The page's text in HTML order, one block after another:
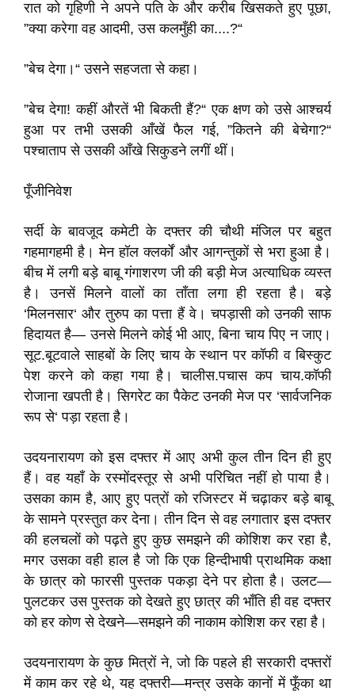
रात को गृहिणी ने अपने पति के और करीब खिसकते हुए पूछा,
”क्या करेगा वह आदमी, उस कलमुँही का....?“
”बेच देगा।“ उसने सहजता से कहा।
”बेच देगा! कहीं औरतें भी बिकती हैं?“ एक क्षण को उसे आश्चर्य
हुआ पर तभी उसकी आँखें फैल गई, ”कितने की बेचेगा?“
पश्चाताप से उसकी आँखे सिकुडने लगीं थीं।
पूँजीनिवेश
सर्दी के बावजूद कमेटी के दफ्तर की चौथी मंजिल पर बहुत
गहमागहमी है। मेन हॉल क्लर्कों और आगन्तुकों से भरा हुआ है।
बीच में लगी बड़े बाबू गंगाशरण जी की बड़ी मेज अत्याधिक व्यस्त
है। उनसें मिलने वालों का ताँता लगा ही रहता है। बड़े
‘मिलनसार‘ और तुरुप का पत्ता हैं वे। चपड़ासी को उनकी साफ
हिदायत है— उनसे मिलने कोई भी आए, बिना चाय पिए न जाए।
सूट.बूटवाले साहबों के लिए चाय के स्थान पर कॉफी व बिस्कुट
पेश करने को कहा गया है। चालीस.पचास कप चाय.कॉफी
रोजाना खपती है। सिगरेट का पैकेट उनकी मेज पर ‘सार्वजनिक
रूप से‘ पड़ा रहता है।
उदयनारायण को इस दफ्तर में आए अभी कुल तीन दिन ही हुए
हैं। वह यहाँ के रस्मोंदस्तूर से अभी परिचित नहीं हो पाया है।
उसका काम है, आए हुए पत्रों को रजिस्टर में चढ़ाकर बड़े बाबू
के सामने प्रस्तुत कर देना। तीन दिन से वह लगातार इस दफ्तर
की हलचलाें को पढ़ते हुए कुछ समझने की कोशिश कर रहा है,
मगर उसका वही हाल है जो कि एक हिन्दीभाषी प्राथमिक कक्षा
के छात्र को फारसी पुस्तक पकड़ा देने पर होता है। उलट—
पुलटकर उस पुस्तक को देखते हुए छात्र की भाँति ही वह दफ्तर
को हर कोण से देखने—समझने की नाकाम कोशिश कर रहा है।
उदयनारायण के कुछ मित्रों ने, जो कि पहले ही सरकारी दफ्तरों
में काम कर रहे थे, यह दफ्तरी—मन्त्र उसके कानों में फूँका था